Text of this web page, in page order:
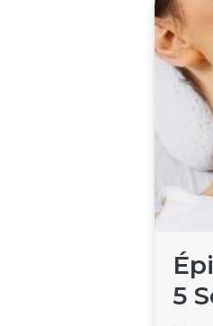
5